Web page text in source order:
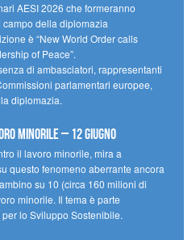
AESI 2026 che formeranno
della diplomazia
è “New World Order calls
of Peace”.
di ambasciatori, rappresentanti
parlamentari europee,
diplomazia.
minorile – 12 giugno
il lavoro minorile, mira a
questo fenomeno aberrante ancora
su 10 (circa 160 milioni di
minorile. Il tema è parte
per lo Sviluppo Sostenibile.